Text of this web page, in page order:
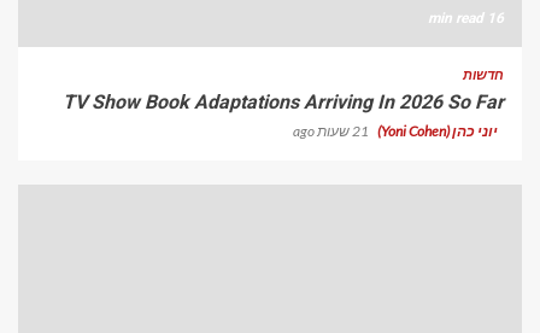
16 min read
חדשות
TV Show Book Adaptations Arriving In 2026 So Far
יוני כהן (Yoni Cohen) 21 שעות ago